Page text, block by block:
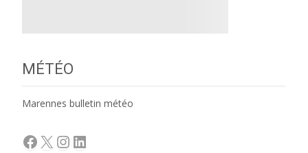
MÉTÉO
Marennes bulletin météo
Facebook
X Instagram
LinkedIn